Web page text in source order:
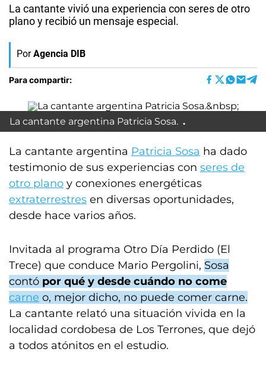
La cantante vivió una experiencia con seres de otro
plano y recibió un mensaje especial.
Por Agencia DIB
Para compartir:
La cantante argentina Patricia Sosa.
La cantante argentina Patricia Sosa ha dado
testimonio de sus experiencias con seres de
otro plano y conexiones energéticas
extraterrestres en diversas oportunidades,
desde hace varios años.
Invitada al programa Otro Día Perdido (El
Trece) que conduce Mario Pergolini, Sosa
contó por qué y desde cuándo no come
carne o, mejor dicho, no puede comer carne.
La cantante relató una situación vivida en la
localidad cordobesa de Los Terrones, que dejó
a todos atónitos en el estudio.